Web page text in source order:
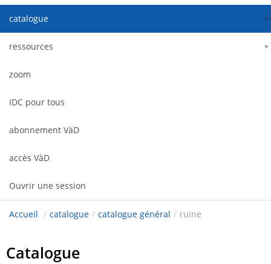
catalogue
ressources
zoom
IDC pour tous
abonnement VàD
accès VàD
Ouvrir une session
Accueil / catalogue / catalogue général / ruine
Catalogue